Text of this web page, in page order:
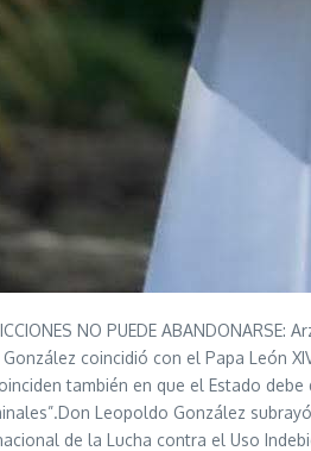
NO PUEDE
coincidió con el Papa León
también en que el Estado
Leopoldo González
de la Lucha contra el Uso